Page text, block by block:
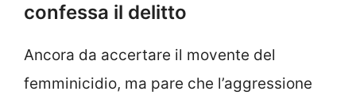
confessa il delitto
Ancora da accertare il movente del
femminicidio, ma pare che l’aggressione